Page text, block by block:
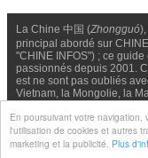
En poursuivant votre
l'utilisation de cookies et autres
marketing et la publicité. Plus
La Chine 中国 (Zhongguó
principal abordé sur
"CHINE INFOS") ; ce
passionnés depuis 2001.
est ne sont pas oubliés
Vietnam, la Mongolie, la
Nous contacter-
©